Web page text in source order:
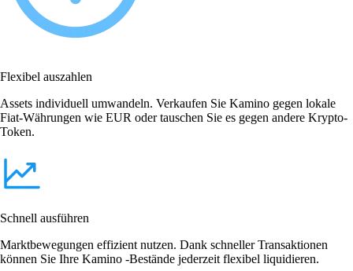
Flexibel auszahlen
Assets individuell umwandeln. Verkaufen Sie Kamino gegen lokale
Fiat-Währungen wie EUR oder tauschen Sie es gegen andere Krypto-
Token.
Schnell ausführen
Marktbewegungen effizient nutzen. Dank schneller Transaktionen
können Sie Ihre Kamino -Bestände jederzeit flexibel liquidieren.